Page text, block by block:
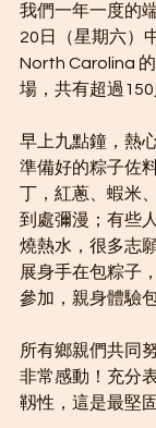
我們一年一度的
20日（星期六）
North Carolina
場，共有超過150
早上九點鐘，熱
準備好的粽子佐
丁，紅蔥、蝦米
到處彌漫；有些
燒熱水，很多志
展身手在包粽子
參加，親身體驗
所有鄉親們共同
非常感動！充分
靱性，這是最堅